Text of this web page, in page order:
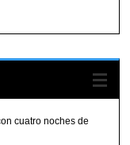
cuatro noches de